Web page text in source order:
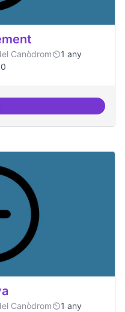
Canòdrom
1 any
0
de coneixement
Canòdrom
1 any